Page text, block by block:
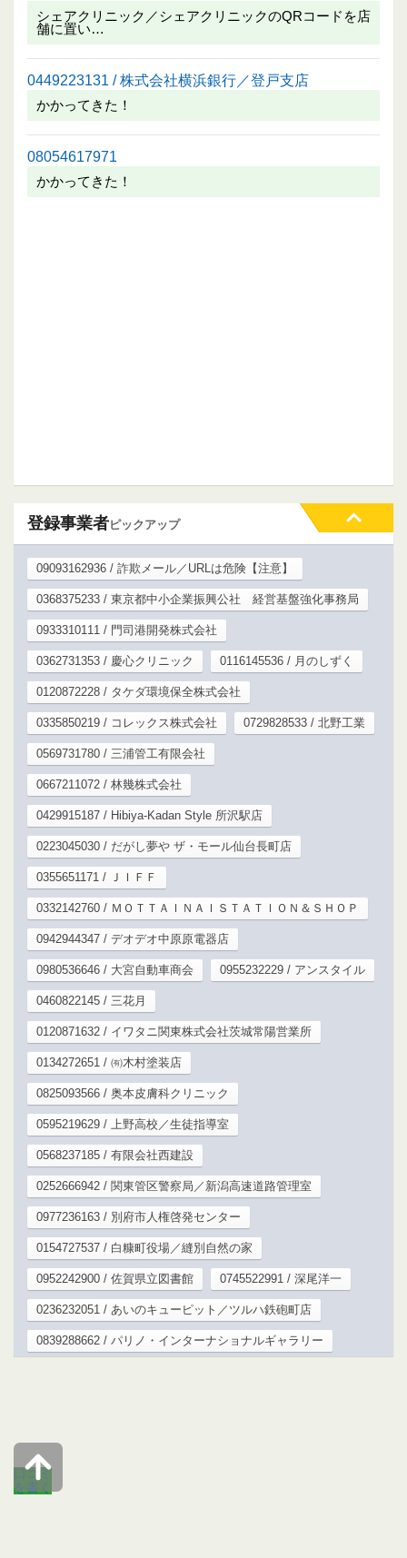
シェアクリニック／シェアクリニックのQRコードを店
舗に置い…
0449223131 / 株式会社横浜銀行／登戸支店
かかってきた！
08054617971
かかってきた！
登録事業者ピックアップ
09093162936 / 詐欺メール／URLは危険【注意】
0368375233 / 東京都中小企業振興公社 経営基盤強化事務局
0933310111 / 門司港開発株式会社
0362731353 / 慶心クリニック 0116145536 / 月のしずく
0120872228 / タケダ環境保全株式会社
0335850219 / コレックス株式会社 0729828533 / 北野工業
0569731780 / 三浦管工有限会社
0667211072 / 林幾株式会社
0429915187 / Hibiya-Kadan Style 所沢駅店
0223045030 / だがし夢や ザ・モール仙台長町店
0355651171 / ＪＩＦＦ
0332142760 / ＭＯＴＴＡＩＮＡＩＳＴＡＴＩＯＮ＆ＳＨＯＰ
0942944347 / デオデオ中原原電器店
0980536646 / 大宮自動車商会 0955232229 / アンスタイル
0460822145 / 三花月
0120871632 / イワタニ関東株式会社茨城常陽営業所
0134272651 / ㈲木村塗装店
0825093566 / 奥本皮膚科クリニック
0595219629 / 上野高校／生徒指導室
0568237185 / 有限会社西建設
0252666942 / 関東管区警察局／新潟高速道路管理室
0977236163 / 別府市人権啓発センター
0154727537 / 白糠町役場／縫別自然の家
0952242900 / 佐賀県立図書館 0745522991 / 深尾洋一
0236232051 / あいのキューピット／ツルハ鉄砲町店
0839288662 / パリノ・インターナショナルギャラリー
口コミ
を書く